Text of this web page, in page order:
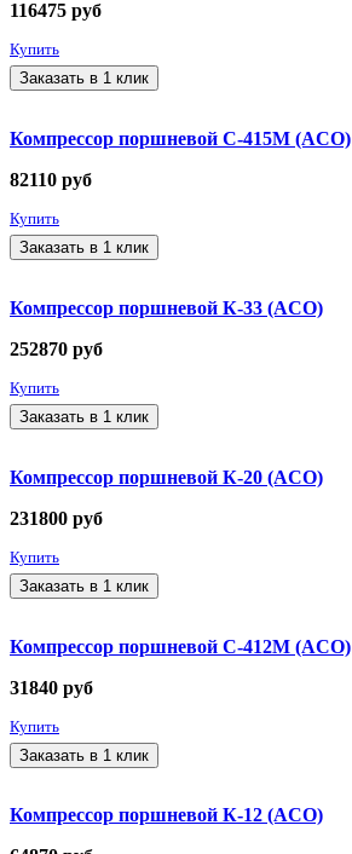
116475 руб
Купить
Заказать в 1 клик
Компрессор поршневой С-415М (ACO)
82110 руб
Купить
Заказать в 1 клик
Компрессор поршневой К-33 (ACO)
252870 руб
Купить
Заказать в 1 клик
Компрессор поршневой К-20 (ACO)
231800 руб
Купить
Заказать в 1 клик
Компрессор поршневой С-412М (ACO)
31840 руб
Купить
Заказать в 1 клик
Компрессор поршневой К-12 (ACO)